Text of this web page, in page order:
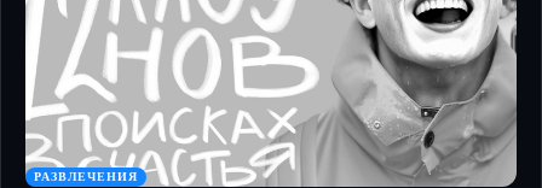
РАЗВЛЕЧЕНИЯ